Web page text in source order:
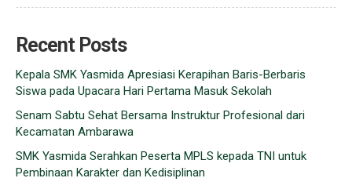
Recent Posts
Kepala SMK Yasmida Apresiasi Kerapihan Baris-Berbaris
Siswa pada Upacara Hari Pertama Masuk Sekolah
Senam Sabtu Sehat Bersama Instruktur Profesional dari
Kecamatan Ambarawa
SMK Yasmida Serahkan Peserta MPLS kepada TNI untuk
Pembinaan Karakter dan Kedisiplinan